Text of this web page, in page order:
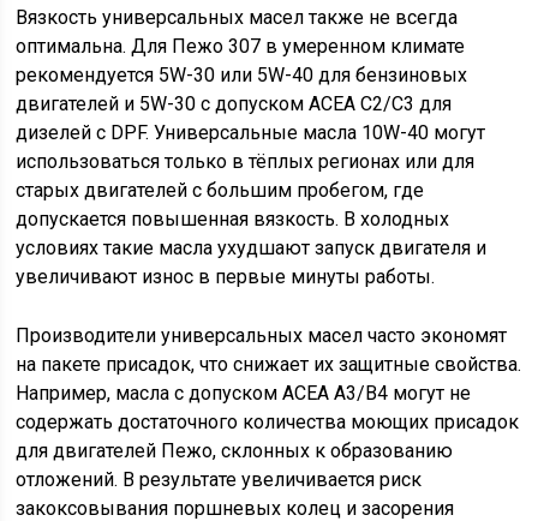
Вязкость универсальных масел также не всегда
оптимальна. Для Пежо 307 в умеренном климате
рекомендуется 5W-30 или 5W-40 для бензиновых
двигателей и 5W-30 с допуском ACEA C2/C3 для
дизелей с DPF. Универсальные масла 10W-40 могут
использоваться только в тёплых регионах или для
старых двигателей с большим пробегом, где
допускается повышенная вязкость. В холодных
условиях такие масла ухудшают запуск двигателя и
увеличивают износ в первые минуты работы.
Производители универсальных масел часто экономят
на пакете присадок, что снижает их защитные свойства.
Например, масла с допуском ACEA A3/B4 могут не
содержать достаточного количества моющих присадок
для двигателей Пежо, склонных к образованию
отложений. В результате увеличивается риск
закоксовывания поршневых колец и засорения